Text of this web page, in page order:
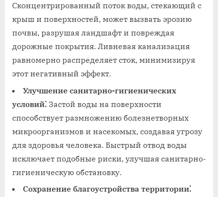
Сконцентрированный поток воды, стекающий с
крыш и поверхностей, может вызвать эрозию
почвы, разрушая ландшафт и повреждая
дорожные покрытия. Ливневая канализация
равномерно распределяет сток, минимизируя
этот негативный эффект.
Улучшение санитарно-гигиенических
условий⁚ Застой воды на поверхности
способствует размножению болезнетворных
микроорганизмов и насекомых, создавая угрозу
для здоровья человека. Быстрый отвод воды
исключает подобные риски, улучшая санитарно-
гигиеническую обстановку.
Сохранение благоустройства территории⁚